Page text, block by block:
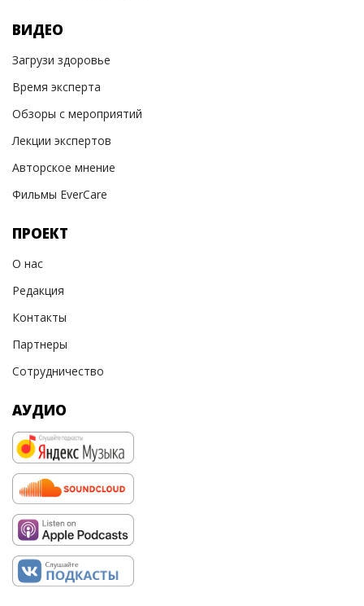
ВИДЕО
Загрузи здоровье
Время эксперта
Обзоры с мероприятий
Лекции экспертов
Авторское мнение
Фильмы EverCare
ПРОЕКТ
О нас
Редакция
Контакты
Партнеры
Сотрудничество
АУДИО